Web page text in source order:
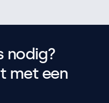
nodig?
met een